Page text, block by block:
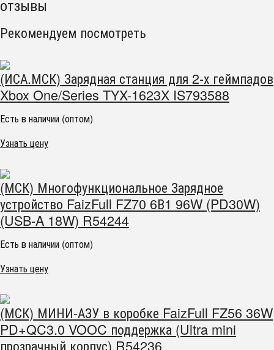
отзывы
Рекомендуем посмотреть
(ИСА.МСК) Зарядная станция для 2-х геймпадов
Xbox One/Series TYX-1623X IS793588
Есть в наличии (оптом)
Узнать цену
(МСК) Многофункциональное Зарядное
устройство FaizFull FZ70 6В1 96W (PD30W)
(USB-A 18W) R54244
Есть в наличии (оптом)
Узнать цену
(МСК) МИНИ-АЗУ в коробке FaizFull FZ56 36W
PD+QC3.0 VOOC поддержка (Ultra mini
прозрачный корпус) R54236